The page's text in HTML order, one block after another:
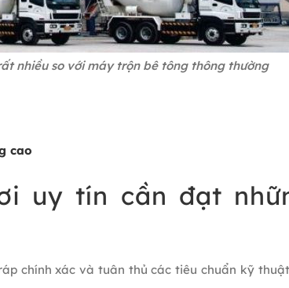
nhiều so với máy trộn bê tông thông thường
cao
uy tín cần đạt
chính xác và tuân thủ các tiêu chuẩn kỹ